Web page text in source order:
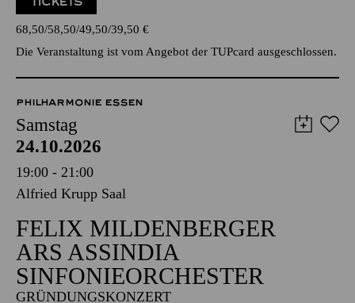
68,50 58,50 49,50 39,50 €
Die Veranstaltung ist vom Angebot der TUPcard ausgeschlossen.
PHILHARMONIE ESSEN
Samstag
24.10.2026
19:00 - 21:00
Alfried Krupp Saal
FELIX MILDENBERGER
ARS ASSINDIA
SINFONIEORCHESTER
GRÜNDUNGSKONZERT